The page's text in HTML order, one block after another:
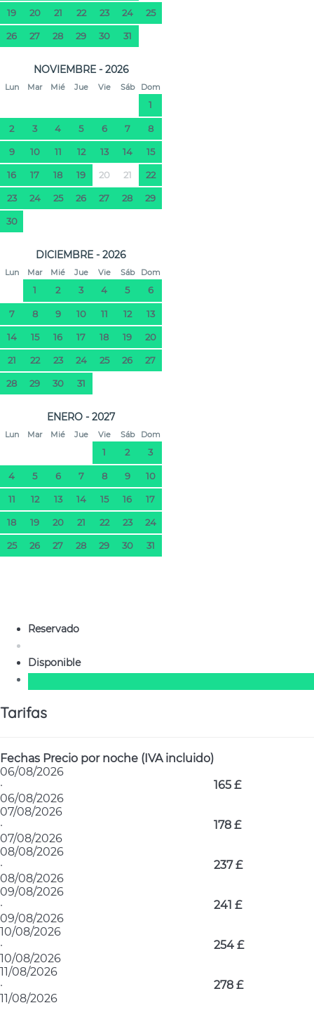
19 20 21 22 23 24 25
26 27 28 29 30 31
NOVIEMBRE - 2026
Lun Mar Mié Jue Vie Sáb Dom
1
2 3 4 5 6 7 8
9 10 11 12 13 14 15
16 17 18 19 20 21 22
23 24 25 26 27 28 29
30
DICIEMBRE - 2026
Lun Mar Mié Jue Vie Sáb Dom
1 2 3 4 5 6
7 8 9 10 11 12 13
14 15 16 17 18 19 20
21 22 23 24 25 26 27
28 29 30 31
ENERO - 2027
Lun Mar Mié Jue Vie Sáb Dom
1 2 3
4 5 6 7 8 9 10
11 12 13 14 15 16 17
18 19 20 21 22 23 24
25 26 27 28 29 30 31
Reservado
Disponible
Tarifas
Fechas Precio por noche (IVA incluido)
06/08/2026
·
06/08/2026
165 £
07/08/2026
·
07/08/2026
178 £
08/08/2026
·
08/08/2026
237 £
09/08/2026
·
09/08/2026
241 £
10/08/2026
·
10/08/2026
254 £
11/08/2026
·
11/08/2026
278 £